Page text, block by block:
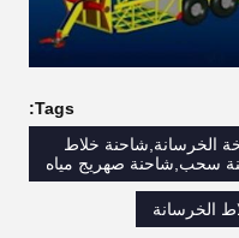
Tags:
الخرسانة,شاحنة خلاط
سحب,شاحنة صهريج مياه
الخرسانة